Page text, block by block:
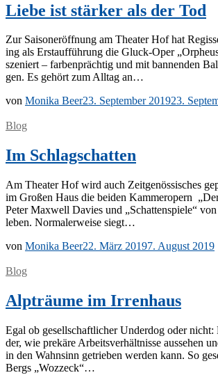
Liebe ist stärker als der Tod
Zur Sai­son­er­öff­nung am Thea­ter Hof hat
ing als Erst­auf­füh­rung die Gluck-Oper
sze­niert – far­ben­präch­tig und mit ban­nen­den
gen. Es ge­hört zum All­tag an…
von Monika Beer23. September 201923.
Blog
Im Schlagschatten
Am Thea­ter Hof wird auch Zeit­ge­nös­si­sches
im Gro­ßen Haus die bei­den Kam­mer­opern
Pe­ter Max­well Da­vies und „Schat­ten­spie­le“
le­ben. Nor­ma­ler­wei­se siegt…
von Monika Beer22. März 20197. August 2019
Blog
Alpträume im Irrenhaus
Egal ob ge­sell­schaft­li­cher Un­der­dog oder
der, wie pre­kä­re Ar­beits­ver­hält­nis­se aus­se­hen
in den Wahn­sinn ge­trie­ben wer­den kann. So
Bergs „Woz­zeck“…